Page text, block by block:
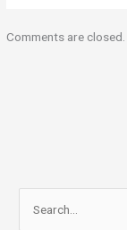
Comments are closed.